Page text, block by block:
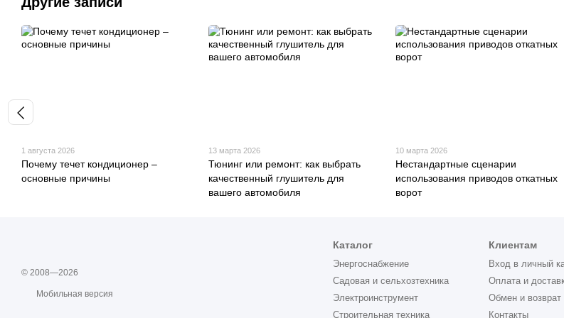
1 августа 2026
Почему течет кондиционер –
основные причины
13 марта 2026
Тюнинг или ремонт: как выбрать
качественный глушитель для
вашего автомобиля
10 марта 2026
Нестандартные сценарии
использования приводов откатных
ворот
© 2008—2026
Мобильная версия
Каталог
Энергоснабжение
Садовая и сельхозтехника
Электроинструмент
Строительная техника
Клиентам
Вход в личный
Оплата и
Обмен и возврат
Контакты